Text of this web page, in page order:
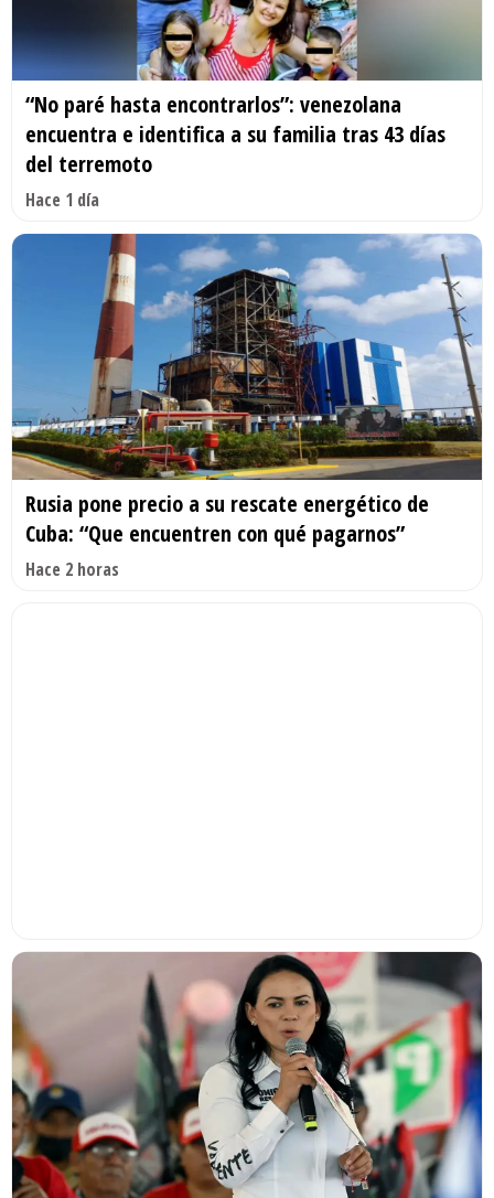
“No paré hasta encontrarlos”: venezolana
encuentra e identifica a su familia tras 43 días
del terremoto
Hace 1 día
Rusia pone precio a su rescate energético de
Cuba: “Que encuentren con qué pagarnos”
Hace 2 horas